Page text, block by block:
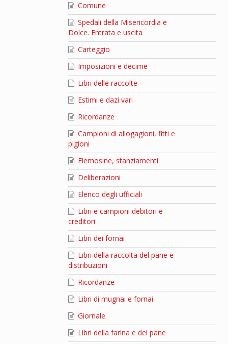
Comune
Spedali della Misericordia e
Dolce. Entrata e uscita
Carteggio
Imposizioni e decime
Libri delle raccolte
Estimi e dazi vari
Ricordanze
Campioni di allogagioni, fitti e
pigioni
Elemosine, stanziamenti
Deliberazioni
Elenco degli ufficiali
Libri e campioni debitori e
creditori
Libri dei fornai
Libri della raccolta del pane e
distribuzioni
Ricordanze
Libri di mugnai e fornai
Giornale
Libri della farina e del pane